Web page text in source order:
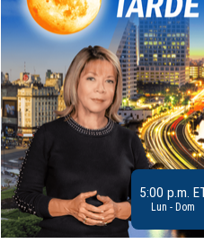
5:00 p.m.
Lun - Dom